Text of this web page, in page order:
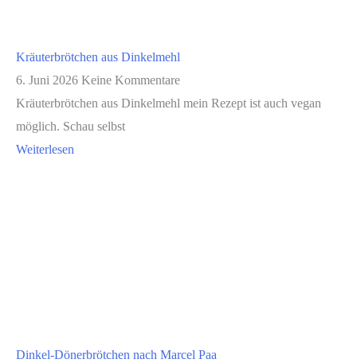
Kräuterbrötchen aus Dinkelmehl
6. Juni 2026 Keine Kommentare
Kräuterbrötchen aus Dinkelmehl mein Rezept ist auch vegan
möglich. Schau selbst
Weiterlesen
Dinkel-Dönerbrötchen nach Marcel Paa